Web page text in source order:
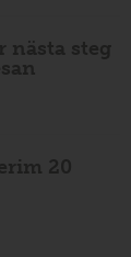
nästa steg
20